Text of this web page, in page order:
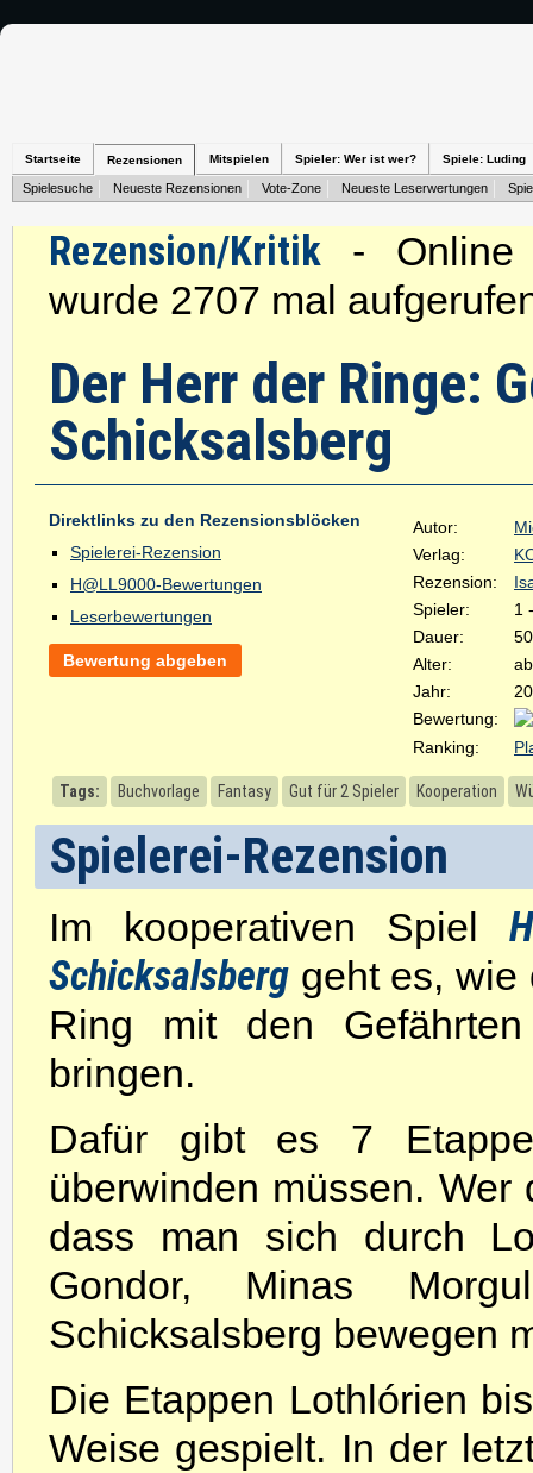
Startseite Rezensionen Mitspielen Spieler: Wer ist wer? Spiele: Luding
Spielesuche Neueste Rezensionen Vote-Zone Neueste Leserwertungen
Rezension/Kritik - Online
wurde 2707 mal
Der Herr der Ringe:
Schicksalsberg
Direktlinks zu den Rezensionsblöcken
Spielerei-Rezension
H@LL9000-Bewertungen
Leserbewertungen
Bewertung abgeben
Autor:
Verlag:
Rezension:
Spieler:
1
Dauer:
Alter:
Jahr:
Bewertung:
Ranking:
Tags: Buchvorlage Fantasy Gut für 2 Spieler Kooperation
Spielerei-Rezension
Im kooperativen Spiel
Schicksalsberg geht es, wie
Ring mit den
bringen.
Dafür gibt es 7
überwinden müssen.
dass man sich durch
Gondor, Minas
Schicksalsberg bewegen
Die Etappen Lothlórien
Weise gespielt. In der